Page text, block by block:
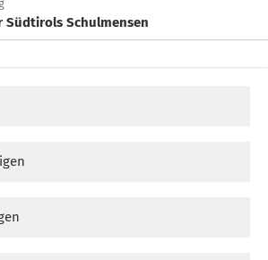
Südtirols Schulmensen